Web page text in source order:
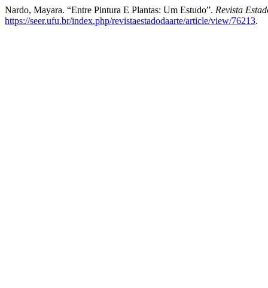
Nardo, Mayara. “Entre Pintura E Plantas: Um Estudo”. Revista
https://seer.ufu.br/index.php/revistaestadodaarte/article/view/76213.